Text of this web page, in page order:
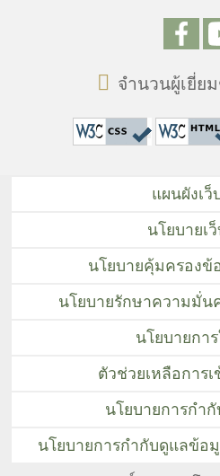
จำนวนผู้เยี่ย
แผนผังเว็
นโยบายเ
นโยบายคุ้มครอง
นโยบายรักษาความมั่น
นโยบายกา
ตัวช่วยเหลือการเ
นโยบายการกำ
นโยบายการกำกับดูแลข้อมู